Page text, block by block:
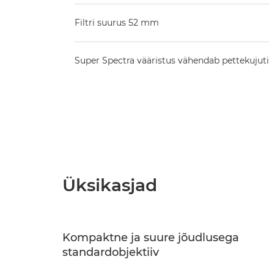
Filtri suurus 52 mm
Super Spectra vääristus vähendab
Üksikasjad
Kompaktne ja suure jõudlusega
standardobjektiiv